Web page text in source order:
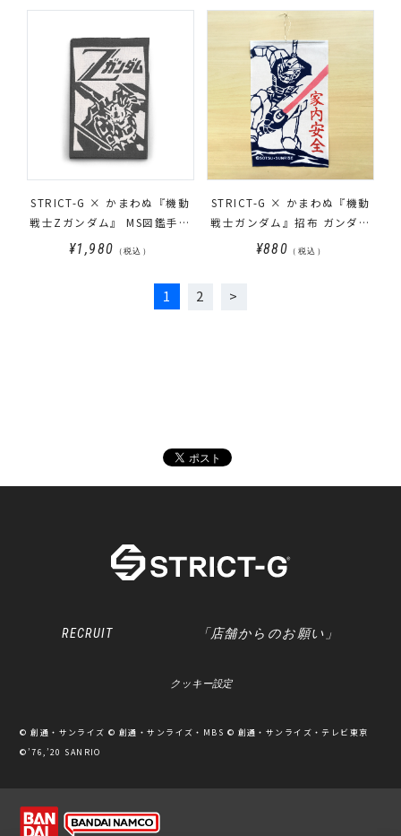
STRICT-G × かまわぬ『機動
戦士Zガンダム』 MS図鑑手ぬ
ぐい
¥1,980 （税込）
STRICT-G × かまわぬ『機動
戦士ガンダム』招布 ガンダム
家内安全
¥880 （税込）
1 2
RECRUIT 「店舗からのお願い」
クッキー設定
© 創通・サンライズ © 創通・サンライズ・MBS © 創通・サンライズ・テレビ東京
©’76,’20 SANRIO